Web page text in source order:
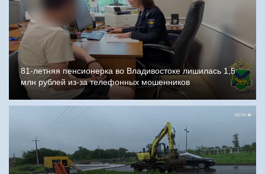
81-летняя пенсионерка во Владивостоке лишилась 1,5
млн рублей из-за телефонных мошенников